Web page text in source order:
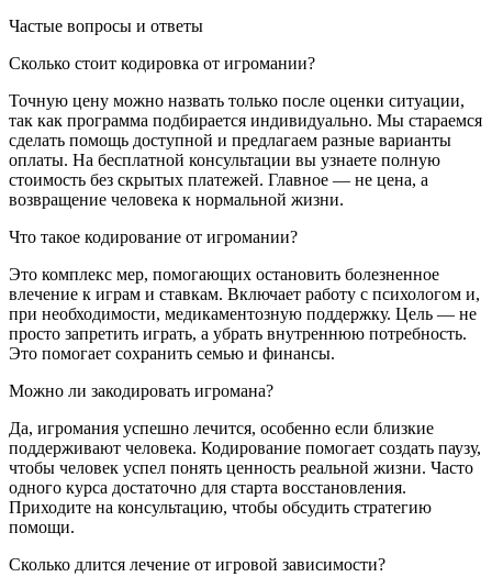
Частые вопросы и ответы
Сколько стоит кодировка от игромании?
Точную цену можно назвать только после оценки ситуации,
так как программа подбирается индивидуально. Мы стараемся
сделать помощь доступной и предлагаем разные варианты
оплаты. На бесплатной консультации вы узнаете полную
стоимость без скрытых платежей. Главное — не цена, а
возвращение человека к нормальной жизни.
Что такое кодирование от игромании?
Это комплекс мер, помогающих остановить болезненное
влечение к играм и ставкам. Включает работу с психологом и,
при необходимости, медикаментозную поддержку. Цель — не
просто запретить играть, а убрать внутреннюю потребность.
Это помогает сохранить семью и финансы.
Можно ли закодировать игромана?
Да, игромания успешно лечится, особенно если близкие
поддерживают человека. Кодирование помогает создать паузу,
чтобы человек успел понять ценность реальной жизни. Часто
одного курса достаточно для старта восстановления.
Приходите на консультацию, чтобы обсудить стратегию
помощи.
Сколько длится лечение от игровой зависимости?